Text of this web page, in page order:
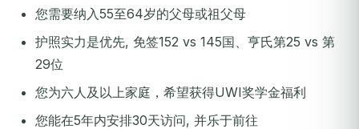
您需要纳入55至64岁的父母或祖父母
护照实力是优先, 免签152 vs 145国、亨氏第25 vs 第
29位
您为六人及以上家庭，希望获得UWI奖学金福利
您能在5年内安排30天访问, 并乐于前往